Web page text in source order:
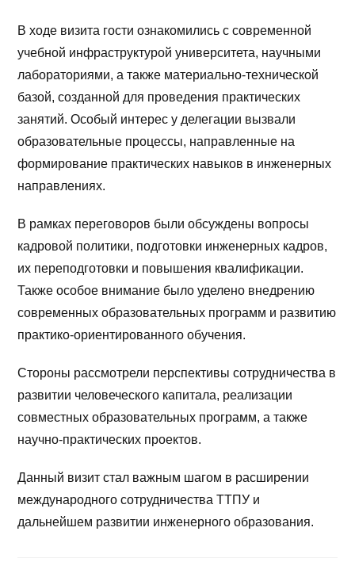
В ходе визита гости ознакомились с современной
учебной инфраструктурой университета, научными
лабораториями, а также материально-технической
базой, созданной для проведения практических
занятий. Особый интерес у делегации вызвали
образовательные процессы, направленные на
формирование практических навыков в инженерных
направлениях.
В рамках переговоров были обсуждены вопросы
кадровой политики, подготовки инженерных кадров,
их переподготовки и повышения квалификации.
Также особое внимание было уделено внедрению
современных образовательных программ и развитию
практико-ориентированного обучения.
Стороны рассмотрели перспективы сотрудничества в
развитии человеческого капитала, реализации
совместных образовательных программ, а также
научно-практических проектов.
Данный визит стал важным шагом в расширении
международного сотрудничества ТТПУ и
дальнейшем развитии инженерного образования.